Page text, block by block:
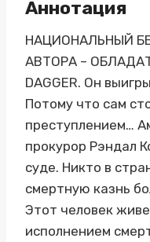
Аннотация
НАЦИОНАЛЬНЫЙ
АВТОРА –
DAGGER. Он
Потому что сам
преступлением…
прокурор Рэндал
суде. Никто в
смертную казнь
Этот человек
исполнением